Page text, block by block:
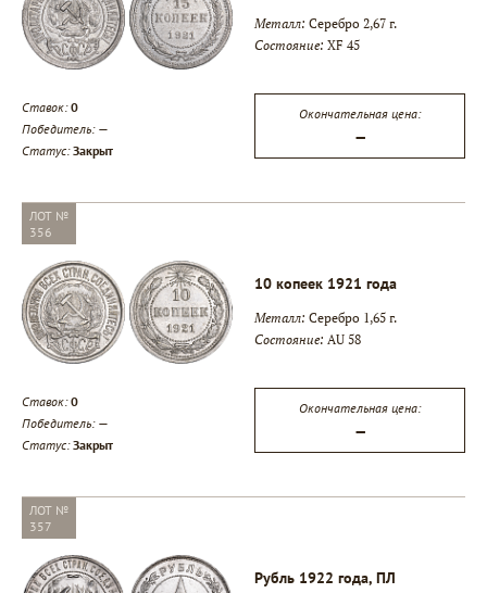
Металл: Серебро 2,67 г.
Состояние: XF 45
Ставок:0
Победитель: —
Статус:Закрыт
Окончательная цена:
—
ЛОТ №
356
10 копеек 1921 года
Металл: Серебро 1,65 г.
Состояние: AU 58
Ставок:0
Победитель: —
Статус:Закрыт
Окончательная цена:
—
ЛОТ №
357
Рубль 1922 года, ПЛ